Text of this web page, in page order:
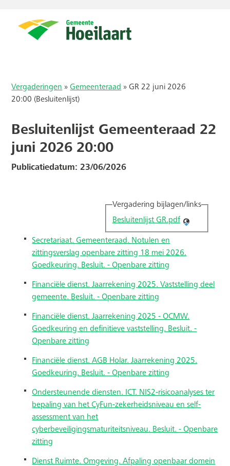
Vergaderingen »Gemeenteraad »GR 22 juni 2026
20:00 (Besluitenlijst)
Besluitenlijst Gemeenteraad 22
juni 2026 20:00
Publicatiedatum: 23/06/2026
Vergadering bijlagen/links
Besluitenlijst GR.pdf
Secretariaat. Gemeenteraad. Notulen en
zittingsverslag openbare zitting 18 mei 2026.
Goedkeuring. Besluit. - Openbare zitting
Financiële dienst. Jaarrekening 2025. Vaststelling deel
gemeente. Besluit. - Openbare zitting
Financiële dienst. Jaarrekening 2025 - OCMW.
Goedkeuring en definitieve vaststelling. Besluit. -
Openbare zitting
Financiële dienst. AGB Holar. Jaarrekening 2025.
Goedkeuring. Besluit. - Openbare zitting
Ondersteunende diensten. ICT. NIS2-risicoanalyses ter
bepaling van het CyFun-zekerheidsniveau en self-
assessment van het
cyberbeveiligingsmaturiteitsniveau. Besluit. - Openbare
zitting
Dienst Ruimte. Omgeving. Afpaling openbaar domein